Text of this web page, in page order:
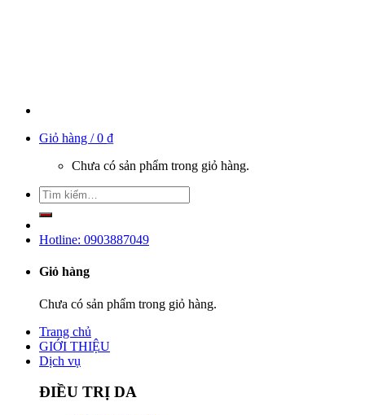
Giỏ hàng /0 ₫
Chưa có sản phẩm trong giỏ hàng.
Hotline: 0903887049
Giỏ hàng
Chưa có sản phẩm trong giỏ hàng.
Trang chủ
GIỚI THIỆU
Dịch vụ
ĐIỀU TRỊ DA